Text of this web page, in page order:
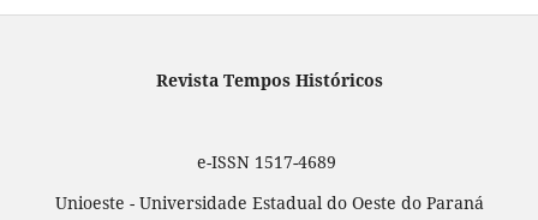
Revista Tempos Históricos
e-ISSN 1517-4689
Unioeste - Universidade Estadual do Oeste do Paraná